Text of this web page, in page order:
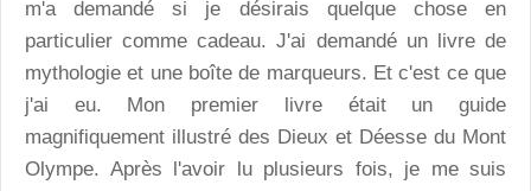
m'a demandé si je désirais quelque chose en
particulier comme cadeau. J'ai demandé un livre de
mythologie et une boîte de marqueurs. Et c'est ce que
j'ai eu. Mon premier livre était un guide
magnifiquement illustré des Dieux et Déesse du Mont
Olympe. Après l'avoir lu plusieurs fois, je me suis